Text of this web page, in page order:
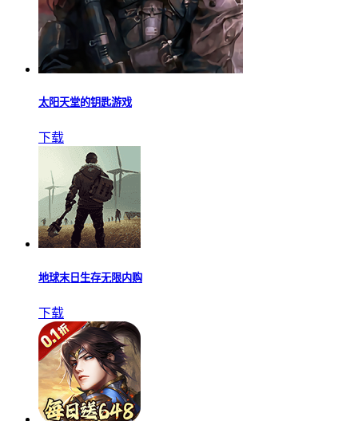
太阳天堂的钥匙游戏
下载
地球末日生存无限内购
下载